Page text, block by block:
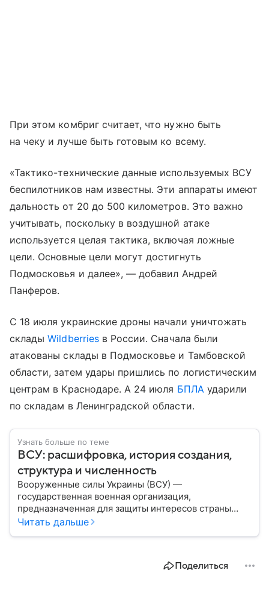
При этом комбриг считает, что нужно быть
на чеку и лучше быть готовым ко всему.
«Тактико-технические данные используемых ВСУ
беспилотников нам известны. Эти аппараты имеют
дальность от 20 до 500 километров. Это важно
учитывать, поскольку в воздушной атаке
используется целая тактика, включая ложные
цели. Основные цели могут достигнуть
Подмосковья и далее», — добавил Андрей
Панферов.
С 18 июля украинские дроны начали уничтожать
складыWildberriesв России. Сначала были
атакованы склады в Подмосковье и Тамбовской
области, затем удары пришлись по логистическим
центрам в Краснодаре. А 24 июля БПЛАударили
по складам в Ленинградской области.
Узнать больше по теме
ВСУ: расшифровка, история создания,
структура и численность
Вооруженные силы Украины (ВСУ) —
государственная военная организация,
предназначенная для защиты интересов страны
военным путем. Была создана после
Читать дальше
Поделиться